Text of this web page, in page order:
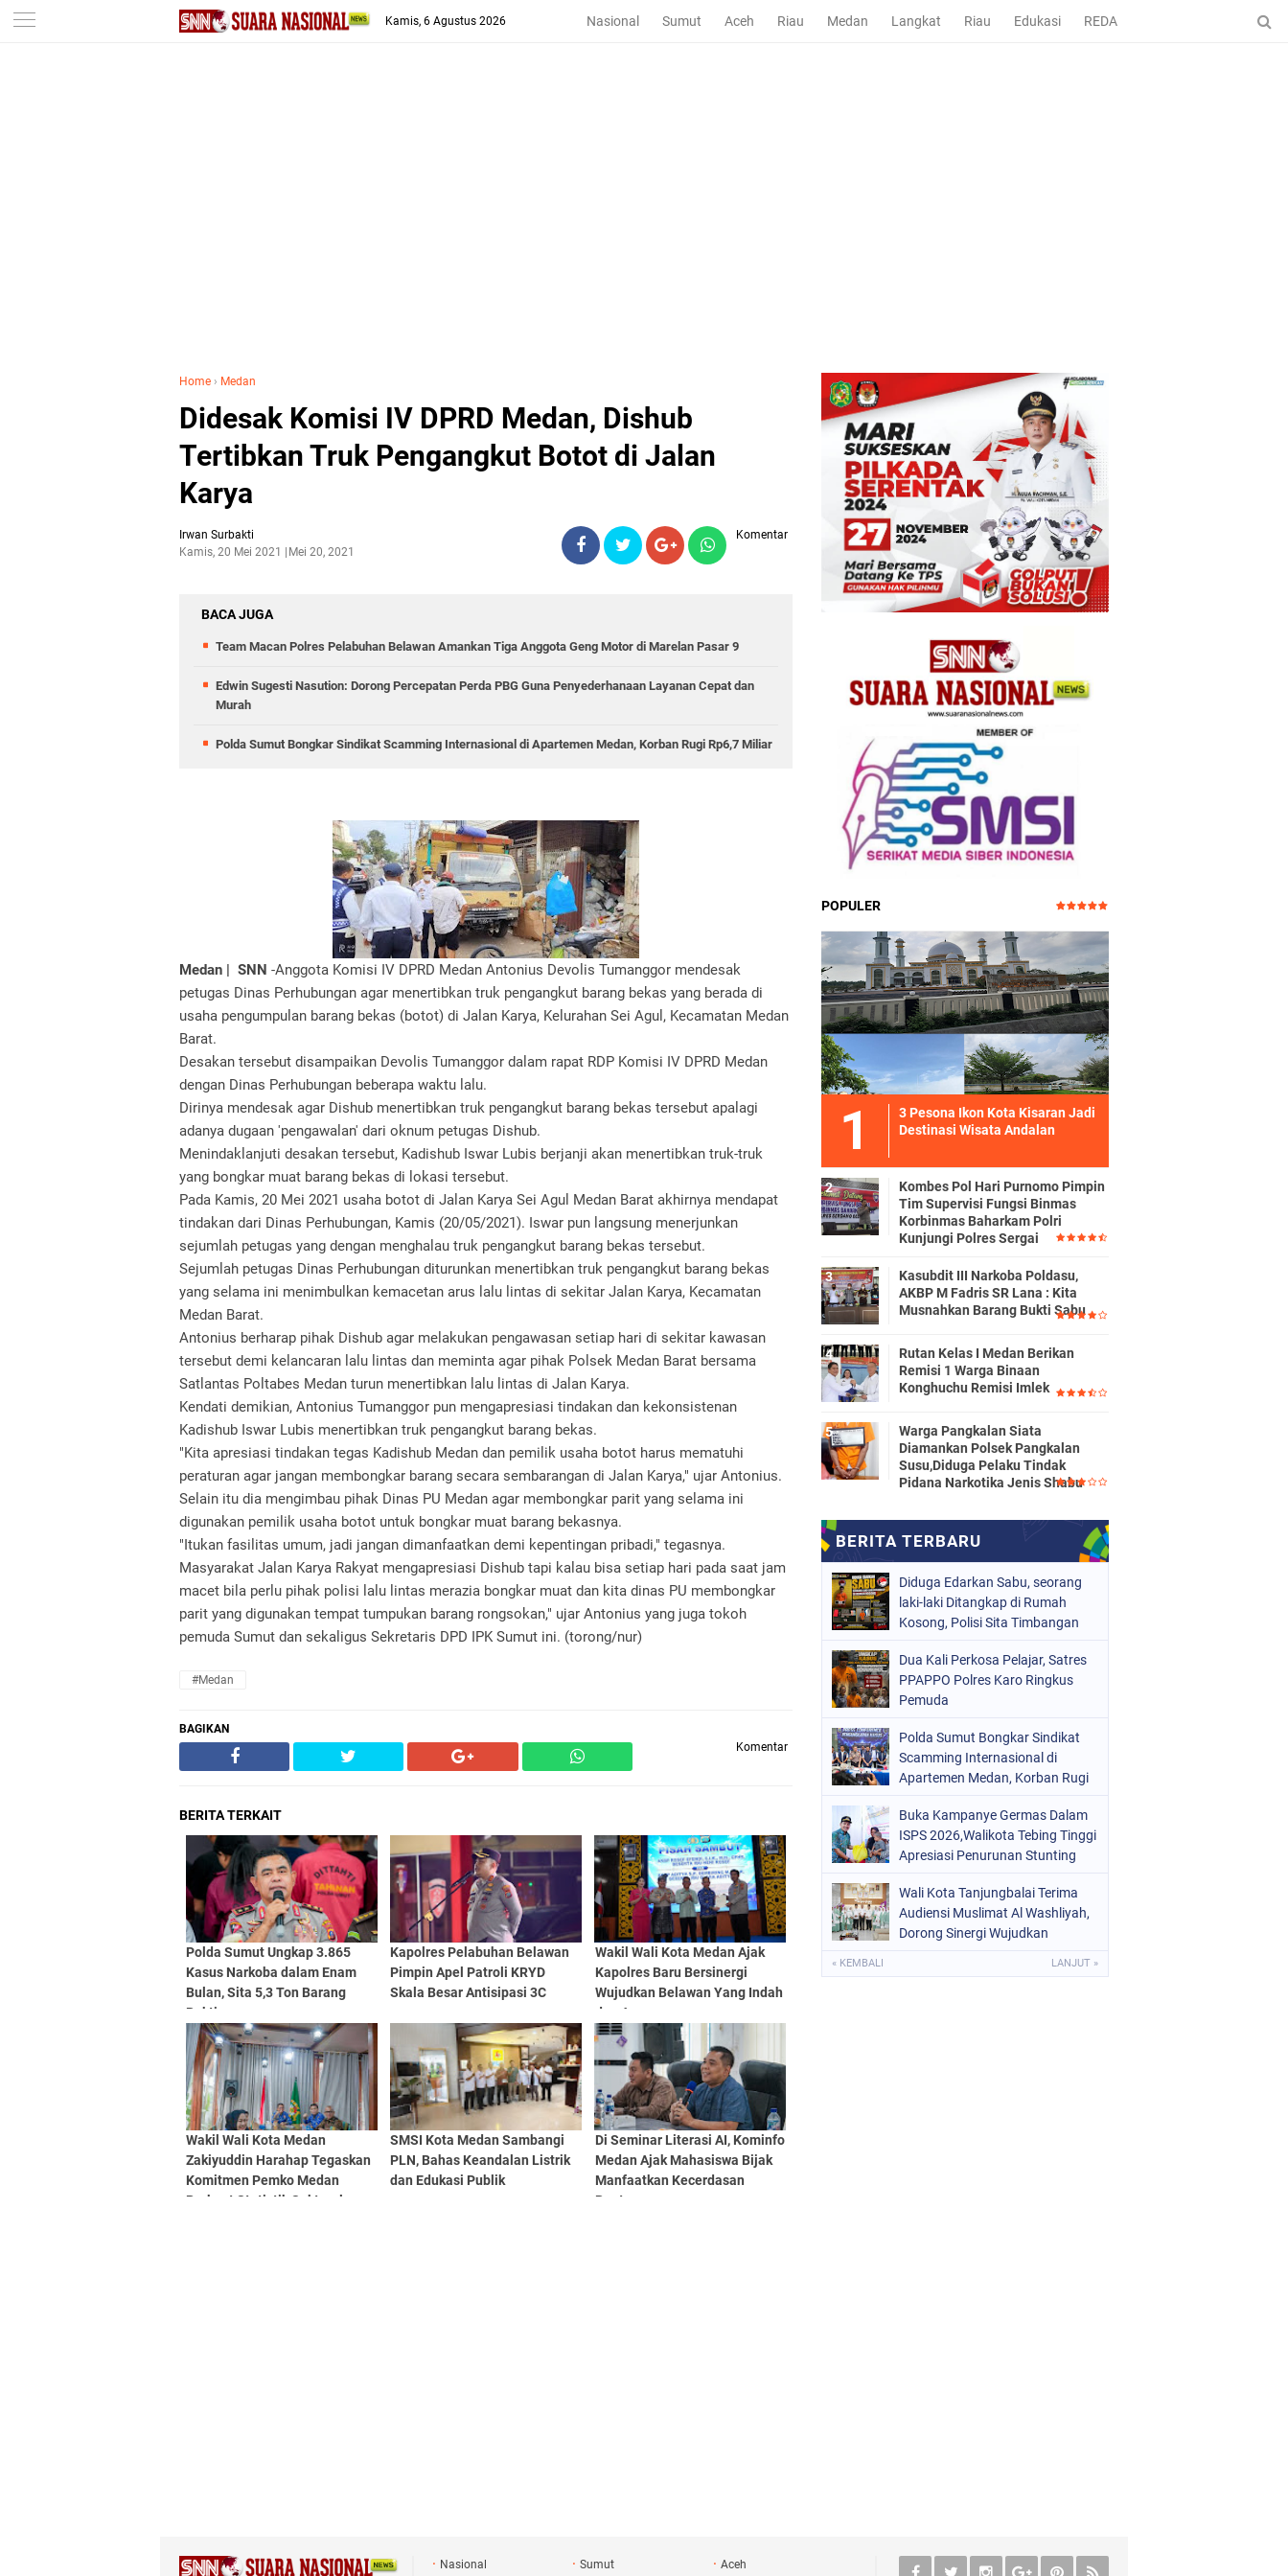
-->
Kamis, 6 Agustus 2026 Nasional Sumut Aceh Riau Medan Langkat Riau Edukasi REDAKSI
Home › Medan
Didesak Komisi IV DPRD Medan, Dishub
Tertibkan Truk Pengangkut Botot di Jalan
Karya
Irwan Surbakti
Kamis, 20 Mei 2021
Mei 20, 2021
Komentar
BACA JUGA
Team Macan Polres Pelabuhan Belawan Amankan Tiga Anggota Geng Motor di Marelan Pasar 9
Edwin Sugesti Nasution: Dorong Percepatan Perda PBG Guna Penyederhanaan Layanan Cepat dan
Murah
Polda Sumut Bongkar Sindikat Scamming Internasional di Apartemen Medan, Korban Rugi Rp6,7 Miliar
Medan | SNN -Anggota Komisi IV DPRD Medan Antonius Devolis Tumanggor mendesak
petugas Dinas Perhubungan agar menertibkan truk pengangkut barang bekas yang berada di
usaha pengumpulan barang bekas (botot) di Jalan Karya, Kelurahan Sei Agul, Kecamatan Medan
Barat.
Desakan tersebut disampaikan Devolis Tumanggor dalam rapat RDP Komisi IV DPRD Medan
dengan Dinas Perhubungan beberapa waktu lalu.
Dirinya mendesak agar Dishub menertibkan truk pengangkut barang bekas tersebut apalagi
adanya dugaan 'pengawalan' dari oknum petugas Dishub.
Menindaklanjuti desakan tersebut, Kadishub Iswar Lubis berjanji akan menertibkan truk-truk
yang bongkar muat barang bekas di lokasi tersebut.
Pada Kamis, 20 Mei 2021 usaha botot di Jalan Karya Sei Agul Medan Barat akhirnya mendapat
tindakan dari Dinas Perhubungan, Kamis (20/05/2021). Iswar pun langsung menerjunkan
sejumlah petugas yang dengan menghalau truk pengangkut barang bekas tersebut.
Sejumlah petugas Dinas Perhubungan diturunkan menertibkan truk pengangkut barang bekas
yang selama ini menimbulkan kemacetan arus lalu lintas di sekitar Jalan Karya, Kecamatan
Medan Barat.
Antonius berharap pihak Dishub agar melakukan pengawasan setiap hari di sekitar kawasan
tersebut demi kelancaran lalu lintas dan meminta agar pihak Polsek Medan Barat bersama
Satlantas Poltabes Medan turun menertibkan lalu lintas di Jalan Karya.
Kendati demikian, Antonius Tumanggor pun mengapresiasi tindakan dan kekonsistenan
Kadishub Iswar Lubis menertibkan truk pengangkut barang bekas.
"Kita apresiasi tindakan tegas Kadishub Medan dan pemilik usaha botot harus mematuhi
peraturan agar jangan membongkar barang secara sembarangan di Jalan Karya," ujar Antonius.
Selain itu dia mengimbau pihak Dinas PU Medan agar membongkar parit yang selama ini
digunakan pemilik usaha botot untuk bongkar muat barang bekasnya.
"Itukan fasilitas umum, jadi jangan dimanfaatkan demi kepentingan pribadi," tegasnya.
Masyarakat Jalan Karya Rakyat mengapresiasi Dishub tapi kalau bisa setiap hari pada saat jam
macet bila perlu pihak polisi lalu lintas merazia bongkar muat dan kita dinas PU membongkar
parit yang digunakan tempat tumpukan barang rongsokan," ujar Antonius yang juga tokoh
pemuda Sumut dan sekaligus Sekretaris DPD IPK Sumut ini. (torong/nur)
#Medan
BAGIKAN
Komentar
BERITA TERKAIT
Polda Sumut Ungkap 3.865
Kasus Narkoba dalam Enam
Bulan, Sita 5,3 Ton Barang
Bukti
Kapolres Pelabuhan Belawan
Pimpin Apel Patroli KRYD
Skala Besar Antisipasi 3C
Wakil Wali Kota Medan Ajak
Kapolres Baru Bersinergi
Wujudkan Belawan Yang Indah
dan Aman
Wakil Wali Kota Medan
Zakiyuddin Harahap Tegaskan
Komitmen Pemko Medan
Perkuat Statistik Sektoral
SMSI Kota Medan Sambangi
PLN, Bahas Keandalan Listrik
dan Edukasi Publik
Di Seminar Literasi AI, Kominfo
Medan Ajak Mahasiswa Bijak
Manfaatkan Kecerdasan
Buatan
POPULER
3 Pesona Ikon Kota Kisaran Jadi
Destinasi Wisata Andalan
Kombes Pol Hari Purnomo Pimpin
Tim Supervisi Fungsi Binmas
Korbinmas Baharkam Polri
Kunjungi Polres Sergai
Kasubdit III Narkoba Poldasu,
AKBP M Fadris SR Lana : Kita
Musnahkan Barang Bukti Sabu
Rutan Kelas I Medan Berikan
Remisi 1 Warga Binaan
Konghuchu Remisi Imlek
Warga Pangkalan Siata
Diamankan Polsek Pangkalan
Susu,Diduga Pelaku Tindak
Pidana Narkotika Jenis Shabu
Diduga Edarkan Sabu, seorang
laki-laki Ditangkap di Rumah
Kosong, Polisi Sita Timbangan
Dua Kali Perkosa Pelajar, Satres
PPAPPO Polres Karo Ringkus
Pemuda
Polda Sumut Bongkar Sindikat
Scamming Internasional di
Apartemen Medan, Korban Rugi
Buka Kampanye Germas Dalam
ISPS 2026,Walikota Tebing Tinggi
Apresiasi Penurunan Stunting
Wali Kota Tanjungbalai Terima
Audiensi Muslimat Al Washliyah,
Dorong Sinergi Wujudkan
« KEMBALI LANJUT »
Nasional Sumut
Aceh